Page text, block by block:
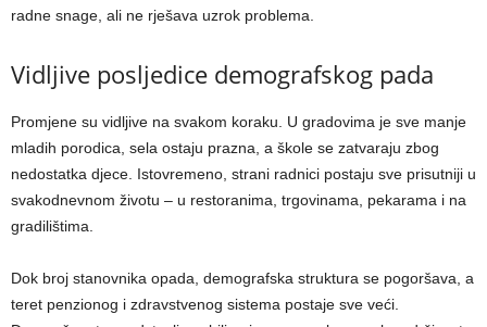
radne snage, ali ne rješava uzrok problema.
Vidljive posljedice demografskog pada
Promjene su vidljive na svakom koraku. U gradovima je sve manje
mladih porodica, sela ostaju prazna, a škole se zatvaraju zbog
nedostatka djece. Istovremeno, strani radnici postaju sve prisutniji u
svakodnevnom životu – u restoranima, trgovinama, pekarama i na
gradilištima.
Dok broj stanovnika opada, demografska struktura se pogoršava, a
teret penzionog i zdravstvenog sistema postaje sve veći.